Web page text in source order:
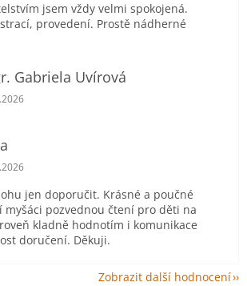
jsem vždy velmi spokojená.
provedení. Prostě nádherné
Gabriela Uvírová
obchodu je 5 z 5 hvězdiček.
obchodu je 5 z 5 hvězdiček.
jen doporučit. Krásné a poučné
myšáci pozvednou čtení pro děti na
kladně hodnotím i komunikace
doručení. Děkuji.
Zobrazit další hodnocení